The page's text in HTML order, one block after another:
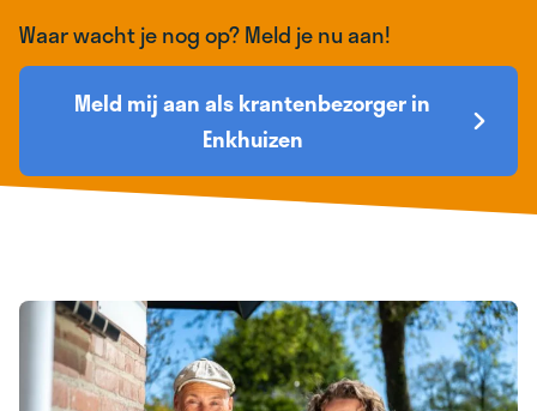
Waar wacht je nog op? Meld je nu aan!
Meld mij aan als krantenbezorger in
Enkhuizen